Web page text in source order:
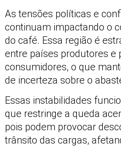
As tensões políticas e
continuam impactando o
do café. Essa região é
entre países produtores e
consumidores, o que
de incerteza sobre o
Essas instabilidades
que restringe a queda
pois podem provocar
trânsito das cargas,